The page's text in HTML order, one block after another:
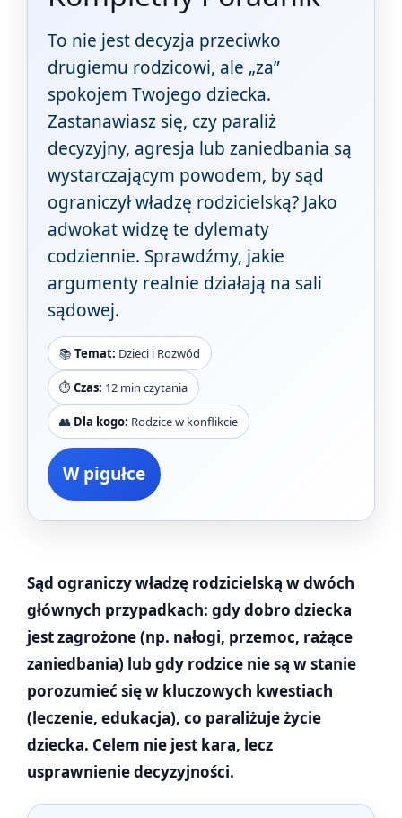
To nie jest decyzja przeciwko
drugiemu rodzicowi, ale „za”
spokojem Twojego dziecka.
Zastanawiasz się, czy paraliż
decyzyjny, agresja lub zaniedbania są
wystarczającym powodem, by sąd
ograniczył władzę rodzicielską? Jako
adwokat widzę te dylematy
codziennie. Sprawdźmy, jakie
argumenty realnie działają na sali
sądowej.
📚Temat: Dzieci i Rozwód
⏱️ Czas: 12 min czytania
👥 Dla kogo: Rodzice w konflikcie
W pigułce
Sąd ograniczy władzę rodzicielską w dwóch
głównych przypadkach: gdy dobro dziecka
jest zagrożone (np. nałogi, przemoc, rażące
zaniedbania) lub gdy rodzice nie są w stanie
porozumieć się w kluczowych kwestiach
(leczenie, edukacja), co paraliżuje życie
dziecka. Celem nie jest kara, lecz
usprawnienie decyzyjności.